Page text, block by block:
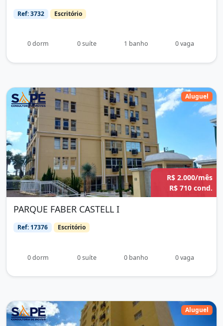
Ref: 3732 Escritório
0 dorm 0 suíte 1 banho 0 vaga
Aluguel
R$ 2.000/mês
R$ 710 cond.
PARQUE FABER CASTELL I
Ref: 17376 Escritório
0 dorm 0 suíte 0 banho 0 vaga
Aluguel